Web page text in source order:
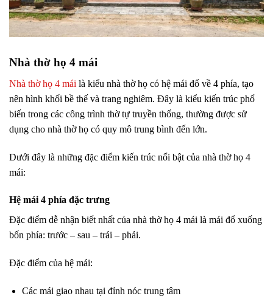
Nhà thờ họ 4 mái
Nhà thờ họ 4 mái là kiểu nhà thờ họ có hệ mái đổ về 4 phía, tạo
nên hình khối bề thế và trang nghiêm. Đây là kiểu kiến trúc phổ
biến trong các công trình thờ tự truyền thống, thường được sử
dụng cho nhà thờ họ có quy mô trung bình đến lớn.
Dưới đây là những đặc điểm kiến trúc nổi bật của nhà thờ họ 4
mái:
Hệ mái 4 phía đặc trưng
Đặc điểm dễ nhận biết nhất của nhà thờ họ 4 mái là mái đổ xuống
bốn phía: trước – sau – trái – phải.
Đặc điểm của hệ mái:
Các mái giao nhau tại đỉnh nóc trung tâm